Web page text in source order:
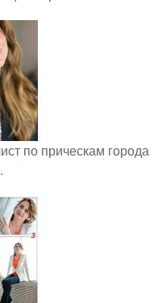
по прическам города